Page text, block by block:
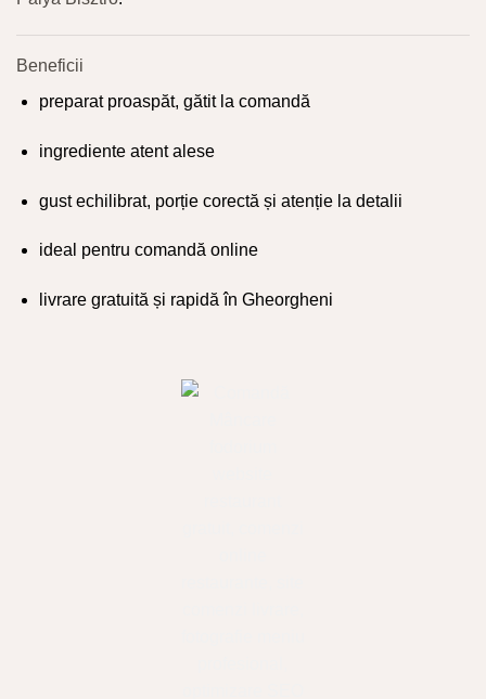
Beneficii
preparat proaspăt, gătit la comandă
ingrediente atent alese
gust echilibrat, porție corectă și atenție la detalii
ideal pentru comandă online
livrare gratuită și rapidă în Gheorgheni